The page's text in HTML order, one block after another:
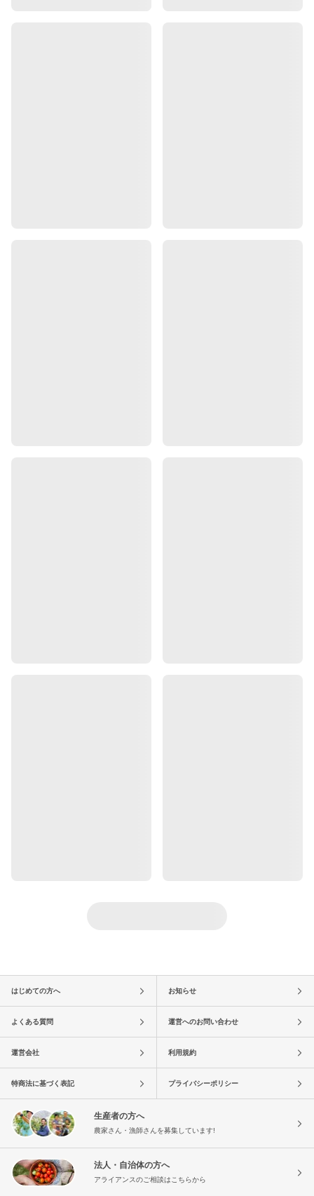
はじめての方へ お知らせ
よくある質問 運営へのお問い合わせ
運営会社 利用規約
特商法に基づく表記 プライバシーポリシー
生産者の方へ
農家さん・漁師さんを募集しています!
法人・自治体の方へ
アライアンスのご相談はこちらから